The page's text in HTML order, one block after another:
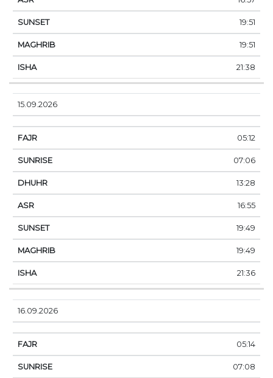
19:51
19:51
21:38
15.09.2026
05:12
07:06
13:28
16:55
19:49
19:49
21:36
16.09.2026
05:14
07:08